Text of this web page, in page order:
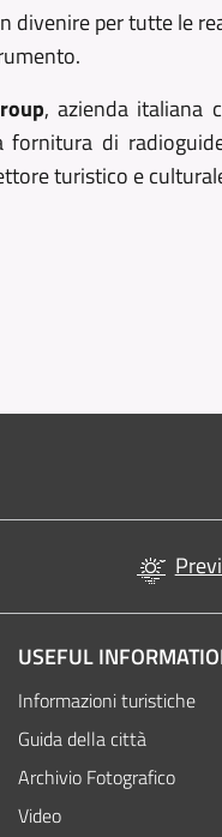
divenire per tutte le
, azienda italiana
di
turistico e
USEFUL
Informazioni turistiche
Guida della città
Archivio Fotografico
Video